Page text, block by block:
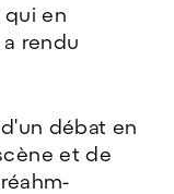
en
rendu
débat en
et de